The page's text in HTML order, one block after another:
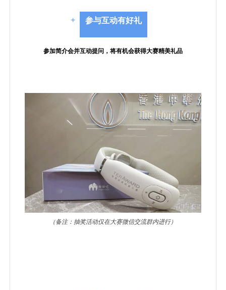
+ 参与互动有好礼
参加简介会并互动提问，将有机会获得大赛精美礼品
（备注：抽奖活动仅在大赛微信交流群内进行）